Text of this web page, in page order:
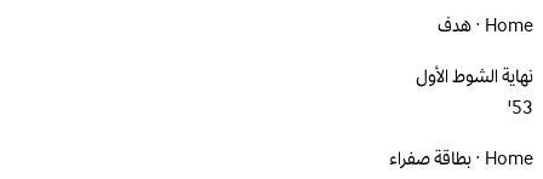
Home · هدف
نهاية الشوط الأول
53'
Home · بطاقة صفراء